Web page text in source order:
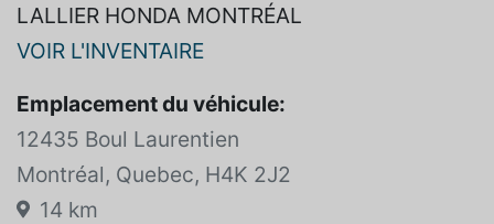
LALLIER HONDA MONTRÉAL
VOIR L'INVENTAIRE
Emplacement du véhicule:
12435 Boul Laurentien
Montréal, Quebec, H4K 2J2
14 km